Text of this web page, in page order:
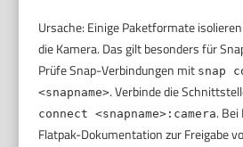
Ursache: Einige Paketformate
die Kamera. Das gilt besonders für
Prüfe Snap-Verbindungen mit snap
<snapname>. Verbinde die
connect <snapname>:camera.
Flatpak-Dokumentation zur Freigabe